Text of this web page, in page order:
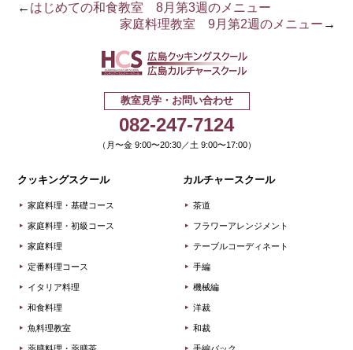
← はじめての和食教室 8月第3週のメニュー
家庭料理教室 9月第2週のメニュー →
教室見学・お問い合わせ
082-247-7124
（月〜金 9:00〜20:30／土 9:00〜17:00）
クッキングスクール
家庭料理・基礎コース
家庭料理・初級コース
家庭料理
定番料理コース
イタリア料理
和食料理
魚料理教室
カルチャースクール
茶道
フラワーアレンジメント
テーブルコーディネート
手編
機械編
洋裁
和裁